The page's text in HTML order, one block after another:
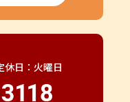
日：火曜日